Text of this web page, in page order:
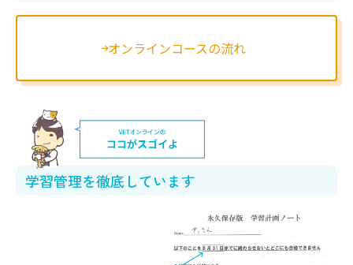
オンラインコースの流れ
学習管理を徹底しています